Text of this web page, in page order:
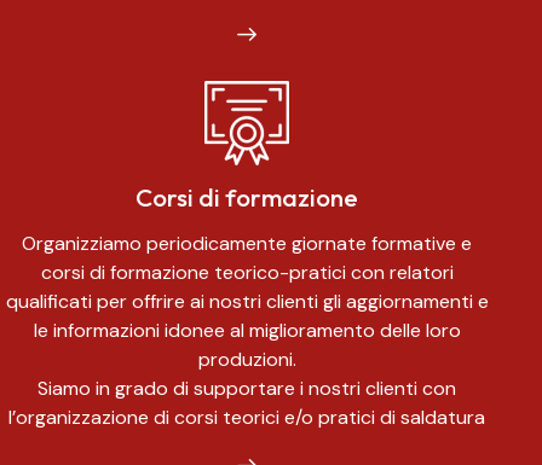
Corsi di formazione
Organizziamo periodicamente giornate formative e
corsi di formazione teorico-pratici con relatori
qualificati per offrire ai nostri clienti gli aggiornamenti e
le informazioni idonee al miglioramento delle loro
produzioni.
Siamo in grado di supportare i nostri clienti con
l’organizzazione di corsi teorici e/o pratici di saldatura